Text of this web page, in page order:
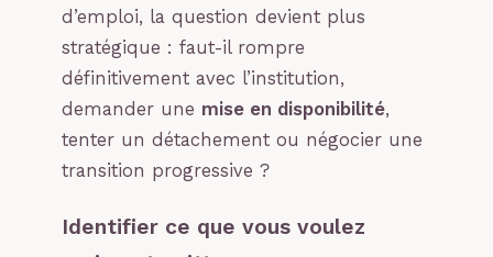
d’emploi, la question devient plus
stratégique : faut-il rompre
définitivement avec l’institution,
demander une mise en disponibilité,
tenter un détachement ou négocier une
transition progressive ?
Identifier ce que vous voulez